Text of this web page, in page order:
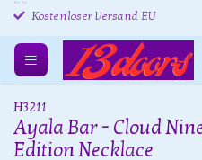
Kostenloser Versand EU
Kostenlose Rücksendung
H3211
Ayala Bar - Cloud
Edition Necklace